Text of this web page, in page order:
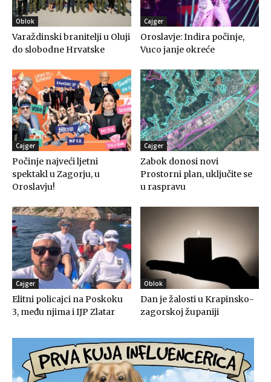
Oblok
Varaždinski branitelji u Oluji
do slobodne Hrvatske
Cajger
Oroslavje: Indira počinje,
Vuco janje okreće
Cajger
Počinje najveći ljetni
spektakl u Zagorju, u
Oroslavju!
Cajger
Zabok donosi novi
Prostorni plan, uključite se
u raspravu
Cajger
Elitni policajci na Poskoku
3, među njima i IJP Zlatar
Oblok
Dan je žalosti u Krapinsko-
zagorskoj županiji